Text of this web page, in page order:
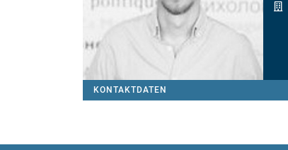
KONTAKTDATEN